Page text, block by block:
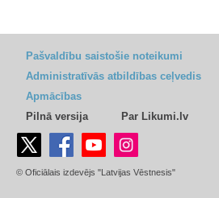
Pašvaldību saistošie noteikumi
Administratīvās atbildības ceļvedis
Apmācības
Pilnā versija
Par Likumi.lv
© Oficiālais izdevējs "Latvijas Vēstnesis"